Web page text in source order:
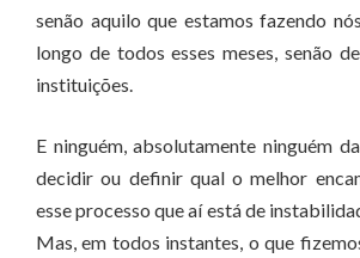
senão aquilo que estamos fazendo
longo de todos esses meses, senão
instituições.
E ninguém, absolutamente ninguém
decidir ou definir qual o melhor
esse processo que aí está de
Mas, em todos instantes, o que